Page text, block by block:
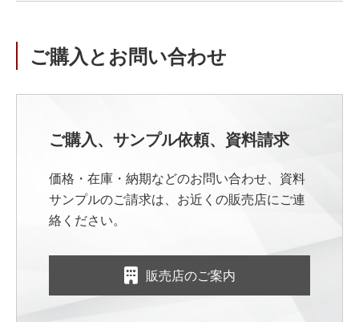
ご購入とお問い合わせ
ご購入、サンプル依頼、資料請求
価格・在庫・納期などのお問い合わせ、資料
サンプルのご請求は、お近くの販売店にご連
絡ください。
販売店のご案内